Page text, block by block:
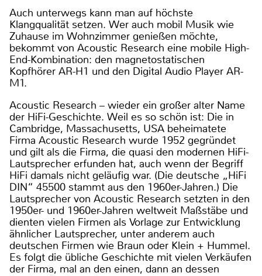
Auch unterwegs kann man auf höchste
Klangqualität setzen. Wer auch mobil Musik wie
Zuhause im Wohnzimmer genießen möchte,
bekommt von Acoustic Research eine mobile High-
End-Kombination: den magnetostatischen
Kopfhörer AR-H1 und den Digital Audio Player AR-
M1.
Acoustic Research – wieder ein großer alter Name
der HiFi-Geschichte. Weil es so schön ist: Die in
Cambridge, Massachusetts, USA beheimatete
Firma Acoustic Research wurde 1952 gegründet
und gilt als die Firma, die quasi den modernen HiFi-
Lautsprecher erfunden hat, auch wenn der Begriff
HiFi damals nicht geläufig war. (Die deutsche „HiFi
DIN“ 45500 stammt aus den 1960er-Jahren.) Die
Lautsprecher von Acoustic Research setzten in den
1950er- und 1960er-Jahren weltweit Maßstäbe und
dienten vielen Firmen als Vorlage zur Entwicklung
ähnlicher Lautsprecher, unter anderem auch
deutschen Firmen wie Braun oder Klein + Hummel.
Es folgt die übliche Geschichte mit vielen Verkäufen
der Firma, mal an den einen, dann an dessen